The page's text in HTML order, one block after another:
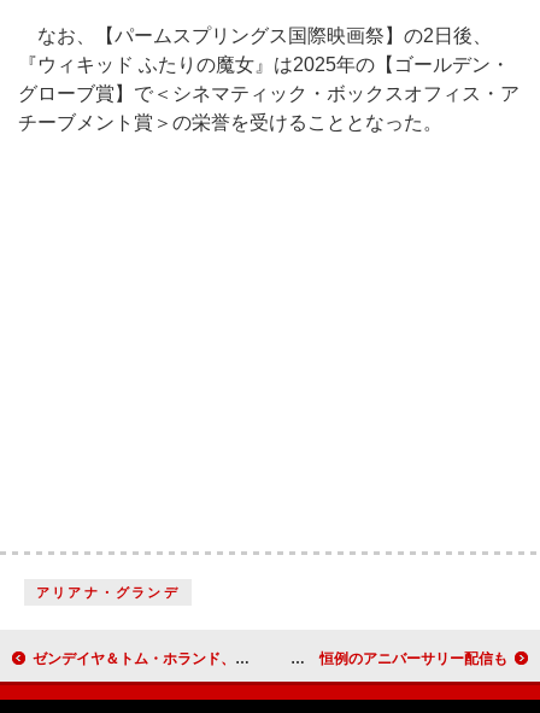
なお、【パームスプリングス国際映画祭】の2日後、
『ウィキッド ふたりの魔女』は2025年の【ゴールデン・
グローブ賞】で＜シネマティック・ボックスオフィス・ア
チーブメント賞＞の栄誉を受けることとなった。
アリアナ・グランデ
ゼンデイヤ＆トム・ホランド、ついに婚約か バーチャルアーティストIA生誕13周年、ONE生誕10周年を記念した展示イベントが1/27に開催 恒例のアニバーサリー配信も